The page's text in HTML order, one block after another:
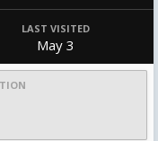
LAST VISITED
May 3